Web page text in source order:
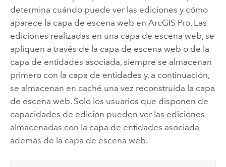
determina cuándo puede ver las ediciones y cómo
aparece la capa de escena web en ArcGIS Pro. Las
ediciones realizadas en una capa de escena web, se
apliquen a través de la capa de escena web o de la
capa de entidades asociada, siempre se almacenan
primero con la capa de entidades y, a continuación,
se almacenan en caché una vez reconstruida la capa
de escena web. Solo los usuarios que disponen de
capacidades de edición pueden ver las ediciones
almacenadas con la capa de entidades asociada
además de la capa de escena web.